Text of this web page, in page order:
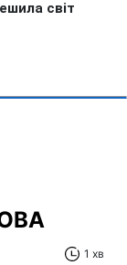
ОВА
1 хв